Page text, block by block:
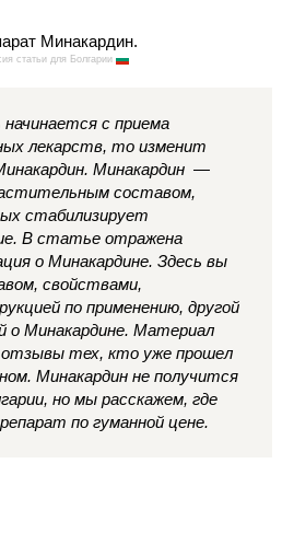
статьи для Болгарии
с приема
лекарств, то изменит
Минакардин —
составом,
стабилизирует
В статье отражена
о Минакардине. Здесь вы
свойствами,
по применению, другой
о Минакардине. Материал
тех, кто уже прошел
Минакардин не получится
но мы расскажем, где
по гуманной цене.